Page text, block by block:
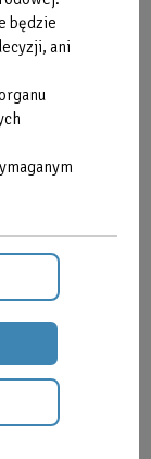
na
lekarstwo na
osiągnąć jak
będzie dla
tego
będzie
ani